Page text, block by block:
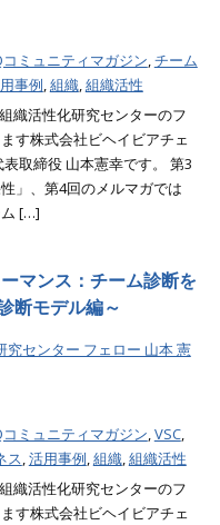
コミュニティマガジン,チーム
事例,組織,組織活性
織活性化研究センターのフ
す株式会社ビヘイビアチェ
取締役 山本憲幸です。 第3
」、第4回のメルマガでは
ム […]
マンス：チーム診断を
断モデル編～
究センター フェロー 山本 憲
コミュニティマガジン,VSC,
ス,活用事例,組織,組織活性
織活性化研究センターのフ
す株式会社ビヘイビアチェ